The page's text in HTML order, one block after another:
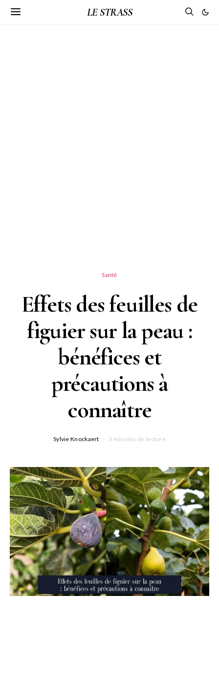
LE STRASS
Santé
Effets des feuilles de
figuier sur la peau :
bénéfices et
précautions à
connaître
Sylvie Knockaert 3 minutes de lecture